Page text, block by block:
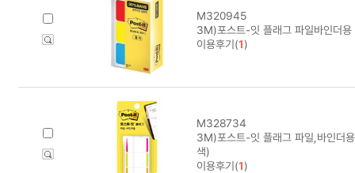
M320945
3M)포스트-잇 플래그 파일바인더
이용후기(1)
M328734
3M)포스트-잇 플래그 파일,바인더
색)
이용후기(1)